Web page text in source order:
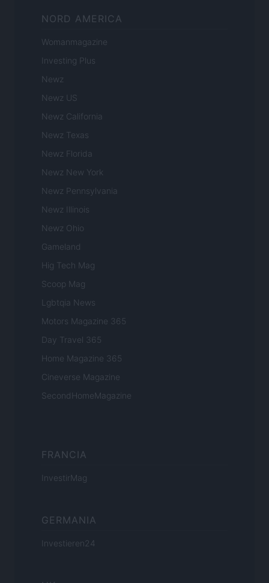
NORD AMERICA
Womanmagazine
Investing Plus
Newz
Newz US
Newz California
Newz Texas
Newz Florida
Newz New York
Newz Pennsylvania
Newz Illinois
Newz Ohio
Gameland
Hig Tech Mag
Scoop Mag
Lgbtqia News
Motors Magazine 365
Day Travel 365
Home Magazine 365
Cineverse Magazine
SecondHomeMagazine
FRANCIA
InvestirMag
GERMANIA
Investieren24